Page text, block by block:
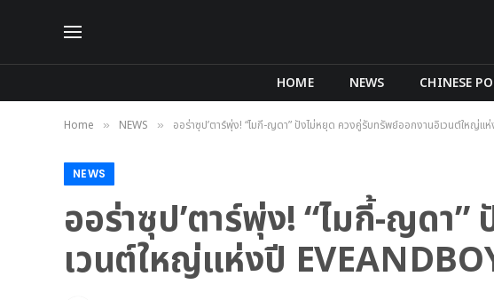
HOME NEWS CHINESE
Home » NEWS » ออร่าซุป’ตาร์พุ่ง! “ไมกี้-ญดา” ปังไม่หยุด ควงคู่รับทรัพย์ออกงานอิเวนต์ใหญ่
NEWS
ออร่าซุป’ตาร์พุ่ง! “ไมกี้-ญดา
เวนต์ใหญ่แห่งปี